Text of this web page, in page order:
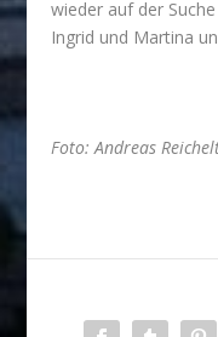
wieder auf der
Ingrid und Martina
Foto: Andreas